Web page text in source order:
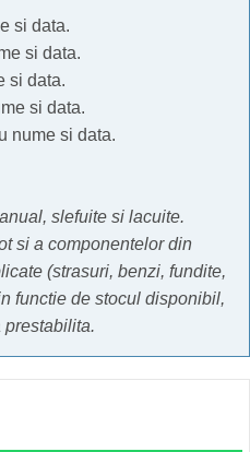
si data.
si data.
si data.
si data.
nume si data.
slefuite si lacuite.
si a componentelor din
(strasuri, benzi, fundite,
functie de stocul disponibil,
prestabilita.